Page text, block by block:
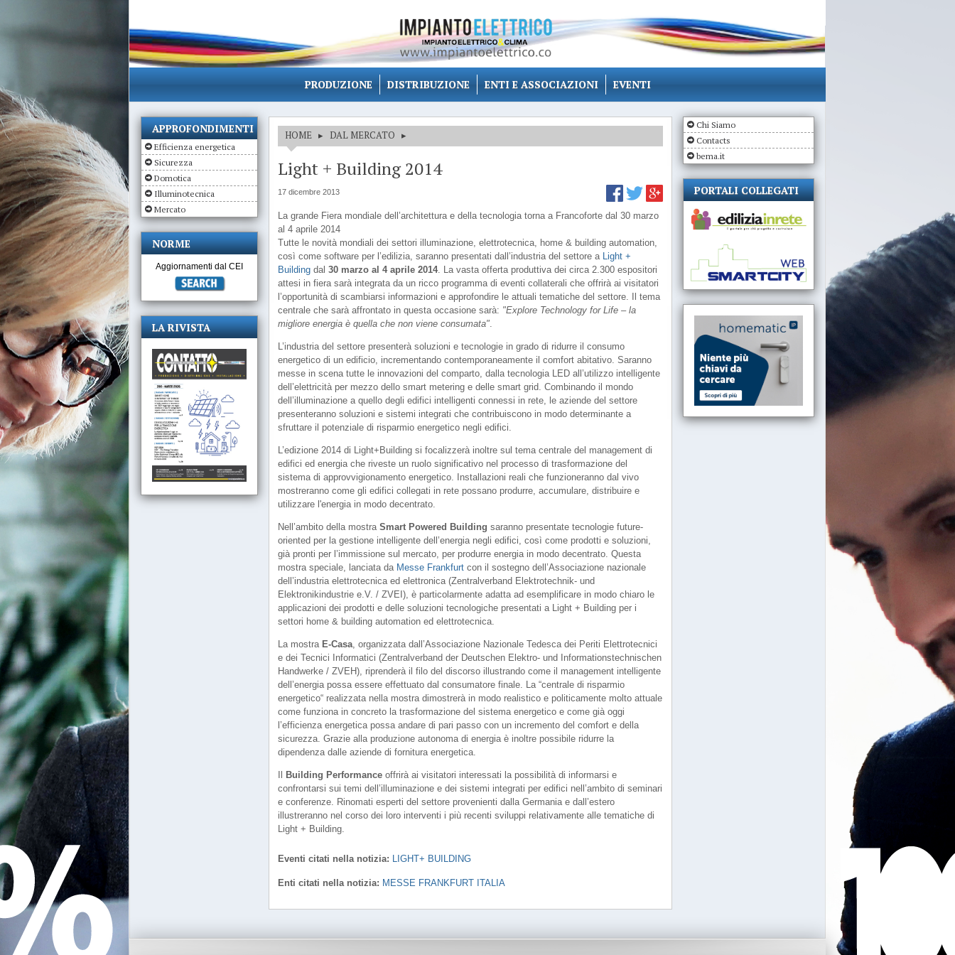
PRODUZIONE DISTRIBUZIONE ENTI E ASSOCIAZIONI EVENTI
HOME ▸ DAL MERCATO ▸
Light + Building 2014
17 dicembre 2013
La grande Fiera mondiale dell’architettura e della tecnologia torna a Francoforte dal 30 marzo
al 4 aprile 2014
Tutte le novità mondiali dei settori illuminazione, elettrotecnica, home & building automation,
così come software per l’edilizia, saranno presentati dall’industria del settore a Light +
Building dal30 marzo al 4 aprile 2014. La vasta offerta produttiva dei circa 2.300 espositori
attesi in fiera sarà integrata da un ricco programma di eventi collaterali che offrirà ai visitatori
l’opportunità di scambiarsi informazioni e approfondire le attuali tematiche del settore. Il tema
centrale che sarà affrontato in questa occasione sarà: "Explore Technology for Life – la
migliore energia è quella che non viene consumata".
L’industria del settore presenterà soluzioni e tecnologie in grado di ridurre il consumo
energetico di un edificio, incrementando contemporaneamente il comfort abitativo. Saranno
messe in scena tutte le innovazioni del comparto, dalla tecnologia LED all’utilizzo intelligente
dell’elettricità per mezzo dello smart metering e delle smart grid. Combinando il mondo
dell’illuminazione a quello degli edifici intelligenti connessi in rete, le aziende del settore
presenteranno soluzioni e sistemi integrati che contribuiscono in modo determinante a
sfruttare il potenziale di risparmio energetico negli edifici.
L’edizione 2014 di Light+Building si focalizzerà inoltre sul tema centrale del management di
edifici ed energia che riveste un ruolo significativo nel processo di trasformazione del
sistema di approvvigionamento energetico. Installazioni reali che funzioneranno dal vivo
mostreranno come gli edifici collegati in rete possano produrre, accumulare, distribuire e
utilizzare l'energia in modo decentrato.
Nell’ambito della mostraSmart Powered Building saranno presentate tecnologie future-
oriented per la gestione intelligente dell’energia negli edifici, così come prodotti e soluzioni,
già pronti per l’immissione sul mercato, per produrre energia in modo decentrato. Questa
mostra speciale, lanciata da Messe Frankfurt con il sostegno dell’Associazione nazionale
dell’industria elettrotecnica ed elettronica (Zentralverband Elektrotechnik- und
Elektronikindustrie e.V. / ZVEI), è particolarmente adatta ad esemplificare in modo chiaro le
applicazioni dei prodotti e delle soluzioni tecnologiche presentati a Light + Building per i
settori home & building automation ed elettrotecnica.
La mostra E-Casa, organizzata dall’Associazione Nazionale Tedesca dei Periti Elettrotecnici
e dei Tecnici Informatici (Zentralverband der Deutschen Elektro- und Informationstechnischen
Handwerke / ZVEH), riprenderà il filo del discorso illustrando come il management intelligente
dell’energia possa essere effettuato dal consumatore finale. La “centrale di risparmio
energetico“ realizzata nella mostra dimostrerà in modo realistico e politicamente molto attuale
come funziona in concreto la trasformazione del sistema energetico e come già oggi
l’efficienza energetica possa andare di pari passo con un incremento del comfort e della
sicurezza. Grazie alla produzione autonoma di energia è inoltre possibile ridurre la
dipendenza dalle aziende di fornitura energetica.
Building Performance offrirà ai visitatori interessati la possibilità di informarsi e
confrontarsi sui temi dell’illuminazione e dei sistemi integrati per edifici nell’ambito di seminari
e conferenze. Rinomati esperti del settore provenienti dalla Germania e dall’estero
illustreranno nel corso dei loro interventi i più recenti sviluppi relativamente alle tematiche di
Light + Building.
Eventi citati nella notizia: LIGHT+ BUILDING
Enti citati nella notizia: MESSE FRANKFURT ITALIA
APPROFONDIMENTI
Efficienza energetica
Sicurezza
Domotica
Illuminotecnica
Mercato
NORME
Aggiornamenti dal CEI
LA RIVISTA
Chi Siamo
Contacts
bema.it
PORTALI COLLEGATI